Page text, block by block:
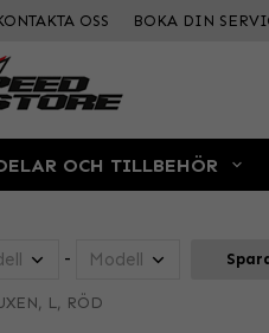
OSS BOKA DIN
OCH TILLBEHÖR
-
L, RÖD